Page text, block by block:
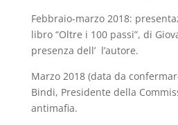
Febbraio-marzo 2018:
libro “Oltre i 100 passi”, di
presenza dell’ l’autore.
Marzo 2018 (data da
Bindi, Presidente della
antimafia.